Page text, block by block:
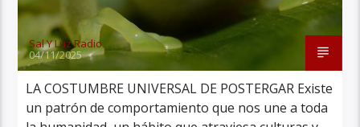
Sal Y Luz Radio
04/11/2025
LA COSTUMBRE UNIVERSAL DE POSTERGAR Existe
un patrón de comportamiento que nos une a toda